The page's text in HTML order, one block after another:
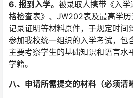
6. 报到入学。 被录取人携带《入
格检查表》、JW202表及最高学
记录证明等材料原件，于规定时间
参加我校统一组织的入学考试，包
主要考察学生的基础知识和语言水
学籍。
八、申请所需提交的材料（必须清